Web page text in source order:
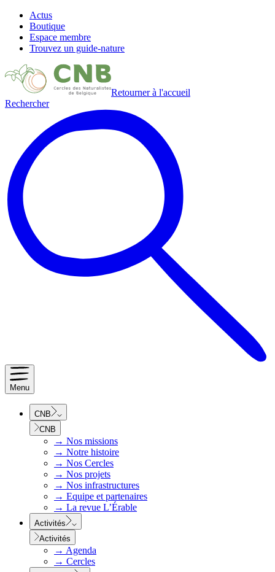
Actus
Boutique
Espace membre
Trouvez un guide-nature
Retourner à l'accueil
Rechercher
Menu
CNB
CNB
→ Nos missions
→ Notre histoire
→ Nos Cercles
→ Nos projets
→ Nos infrastructures
→ Equipe et partenaires
→ La revue L’Érable
Activités
Activités
→ Agenda
→ Cercles